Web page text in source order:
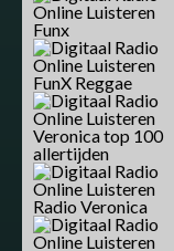
Funx
FunX Reggae
Veronica top 100
allertijden
Radio Veronica